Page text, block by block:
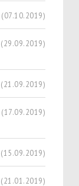
(07.10.2019)
(29.09.2019)
(21.09.2019)
(17.09.2019)
(15.09.2019)
(21.01.2019)